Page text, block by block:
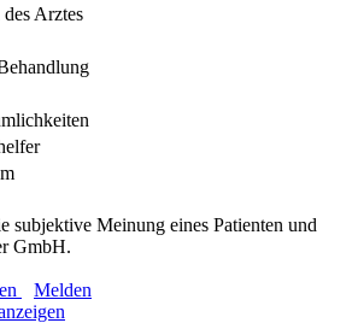
Arztes
subjektive Meinung eines Patienten und
GmbH.
Melden